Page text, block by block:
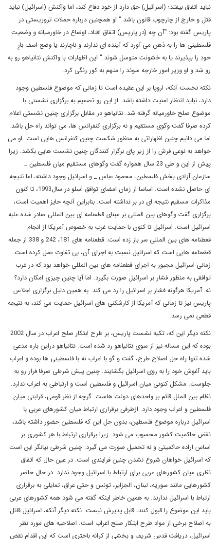
نباید اتفاق بیفتد؛ (اسرائیل) حق دارد از خود دفاع کند، اما واکنش (اسرائیل) نباید
قتل و خارج از چارچوب قانون باشد." او همچنین درباره حملات تروریستی در
پاریس گفته بود: "آن چه (در پاریس) اتفاق افتاد، اوضاع در خاورمیانه و وضعیت
فلسطینی ها را به ذهن می آورد که آینده ای ندارند و ناچارند یا وضع اسف بارِ
خود را بپذیرند یا به خشونت متوسل شوند." این اظهارات با واکنش نتانیاهو رو به
رو شد و او وزیر امور خارجه سوئد را متهم به کور رنگی کرد.
نکته نخست آنکه، اروپا بر این عقیده است تا زمانی که موضوع فلسطین وجود
دارد، نباید انتظار امنیت داشته باشد. از این رو تصمیم به برگزاری نشستی با
موضوع صلح خاورمیانه گرفته شد. نتانیاهو در مقابل برگزاری چنین نشستی اعلام
کرده صرفا گفت وگوی مستقیم و نه برگزاری کنفرانس ها، می تواند راه حل باشد.
اما می دانیم چنین اظهاراتی به منظور شکست چنین کنفرانس هایی است. او می
خواهد به نوعی فرش را از زیر پای برگزار کنندگان چنین نشست هایی بکشد. زیرا
پیش از این و طی 23 سال همواره گفت وگوهای مستقیم میان فلسطین _
سازمان آزادی بخش فلسطین، محمود عباس _ و اسرائیل وجود داشته، اما نتیجه
ای حاصل نشده است. اساسا از زمان امضای توافق اسلو در سال1993، تا کنون
مذاکرات مسقیم نتیجه ای در بر نداشته است. بنابراین آنچه حایز اهمیت است،
برگزاری گفت وگوهای بین المللی بر مبنای قطعنامه ای بین المللی صادر شده علیه
اسرائیل است. اسرائیل تا کنون با حمایت غرب به خصوص آمریکا از انجام
قعطنامه های بین المللی سر باز زده است. قطعنامه های 181، 242 و 338 از جمله
قطعنامه هایی است که اسرائیل نسبت به اجرای آن، بی تفاوت عمل کرده است.
زمانی اسرائیل مجبور به اجرای قطعنامه های بین المللی خواهد بود که در غرب
توافقی به منظور فشار بر اسرائیل صورت بگیرد. اما آیا چنین چیزی امکان دارد؟
نه. آمریکا هرگونه فشار بر اسرائیل را رد می کند. به همین دلیل برگزاری اجلاس
پاریس نیز تا زمانی که آمریکا از کارشکنی های اسرائیل حمایت می کند، به نتیجه
قطعی نمی رسد.
نکته دیگر این که، تکیه نشست پاریس، بر طرح ابتکار صلح اعراب در سال 2002
بوده که این مساله نیز از سوی نتانیاهو رد شده است. نتانیاهو دراین باره مدعی
شده تنها راه حل اصلاح طرح، گفت و گو با اعراب نه با فلسطینی ها بوده و اعراب
باید آغوش خود را به روی اسرائیل بگشایند. چنین پیش شرطی صرفا فرار رو به
جلوست. مشکل کنونی میان اسرائیل و فلسطین است و ارتباطی به اعراب ندارد.
نظام بین الملل قائم بر واحدهای دولت هاست. گرچه از نظر قومی، قرابتی میان
فلسطین و اعراب وجود دارد. ازطرفی برقراری ارتباط میان کشورهای عربی با
اسرائیل درباره موضوع فلسطین، بدون حل این که فلسطین حضور داشته باشد،
نقض حاکمیت کشور محسوب می شود. زیرا برقراری ارتباط با هر کشوری بر
اساس اراده حاکمیتی و نه تحمیل صورت می گیرد. چنین شرطی بیانگر این است
که اسرائیل خواهان شروع نشدن چنین فرایندی است. در عین حال که اتفاق
نظری میان کشورهای عربی برای ارتباط با اسرائیل وجود ندارد. در حال حاضر
کشورهایی مانند سوریه، لبنان، الجزایر، تونس و حتی عراق، تمایلی به برقراری
ارتباط با اسرائیل ندارند. به همین خاطر اینکه گفته می شود همه کشورهای عربی
باید این موضوع را قبول کنند، قابل پذیرش نیست. نکته دیگر آنکه، اسرائیل قائل
به اصلاح برخی از مواد طرح ابتکار صلح اعراب است. اصلاحیه های مورد نظر
اسرائیل، دریافت قدس شریف و بخشی از کرانه باختری است که این اقدام نقض